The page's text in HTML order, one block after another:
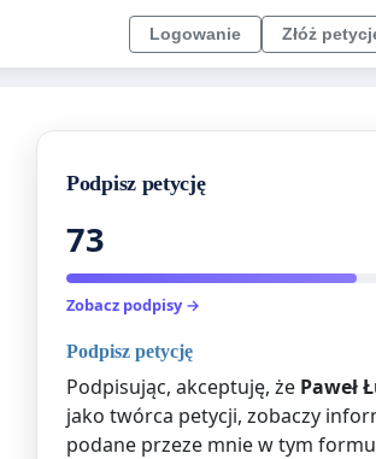
Logowanie Złóż
Podpisz petycję
73
Zobacz podpisy →
Podpisz petycję
Podpisując, akceptuję, że Paweł
jako twórca petycji, zobaczy
podane przeze mnie w tym